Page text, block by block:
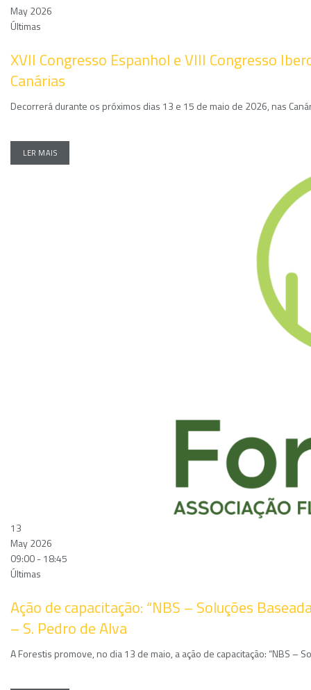
May 2026
Últimas
XVII Congresso Espanhol e VIII Congresso
Canárias
Decorrerá durante os próximos dias 13 e 15 de maio de 2026, nas
LER MAIS
13
May 2026
09:00 - 18:45
Últimas
Ação de capacitação: “NBS – Soluções
– S. Pedro de Alva
A Forestis promove, no dia 13 de maio, a ação de capacitação: “NBS –